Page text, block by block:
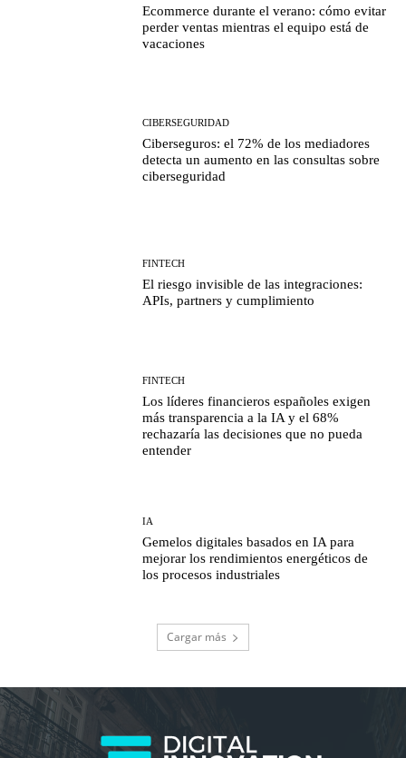
Ecommerce durante el verano: cómo evitar
perder ventas mientras el equipo está de
vacaciones
CIBERSEGURIDAD
Ciberseguros: el 72% de los mediadores
detecta un aumento en las consultas sobre
ciberseguridad
FINTECH
El riesgo invisible de las integraciones:
APIs, partners y cumplimiento
FINTECH
Los líderes financieros españoles exigen
más transparencia a la IA y el 68%
rechazaría las decisiones que no pueda
entender
IA
Gemelos digitales basados en IA para
mejorar los rendimientos energéticos de
los procesos industriales
Cargar más